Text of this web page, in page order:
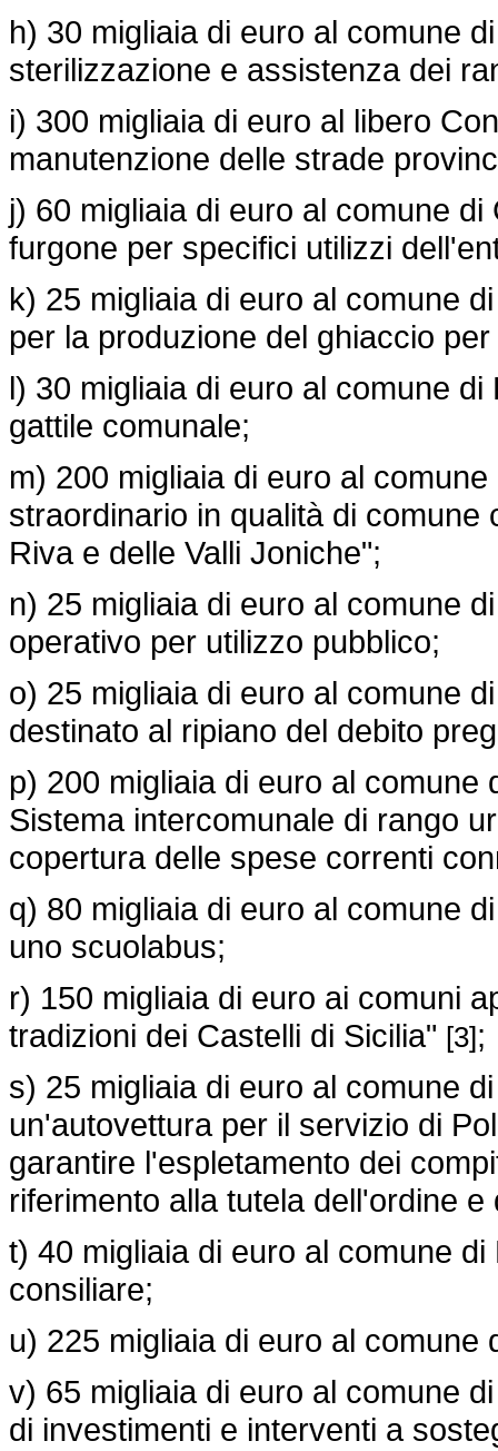
h) 30 migliaia di euro al comune
sterilizzazione e assistenza dei
i) 300 migliaia di euro al libero
manutenzione delle strade
j) 60 migliaia di euro al comune
furgone per specifici utilizzi
k) 25 migliaia di euro al comune
per la produzione del ghiaccio
l) 30 migliaia di euro al comune
gattile comunale;
m) 200 migliaia di euro al
straordinario in qualità di comune
Riva e delle Valli Joniche";
n) 25 migliaia di euro al comune
operativo per utilizzo pubblico;
o) 25 migliaia di euro al comune
destinato al ripiano del debito
p) 200 migliaia di euro al comune
Sistema intercomunale di rango
copertura delle spese correnti
q) 80 migliaia di euro al comune
uno scuolabus;
r) 150 migliaia di euro ai comuni
tradizioni dei Castelli di Sicilia" [3];
s) 25 migliaia di euro al comune
un'autovettura per il servizio di
garantire l'espletamento dei
riferimento alla tutela dell'ordine
t) 40 migliaia di euro al comune
consiliare;
u) 225 migliaia di euro al
v) 65 migliaia di euro al comune
di investimenti e interventi a